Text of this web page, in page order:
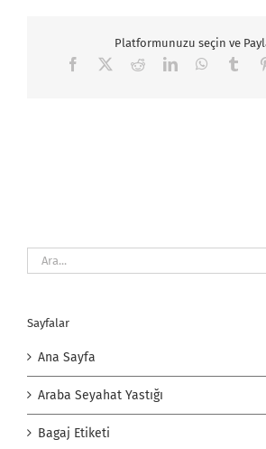
Platformunuzu seçin ve
Facebook RedditLinkedIn
Ara:
Sayfalar
Ana Sayfa
Araba Seyahat Yastığı
Bagaj Etiketi